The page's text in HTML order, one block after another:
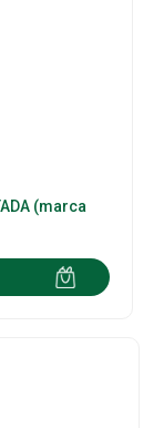
(marca